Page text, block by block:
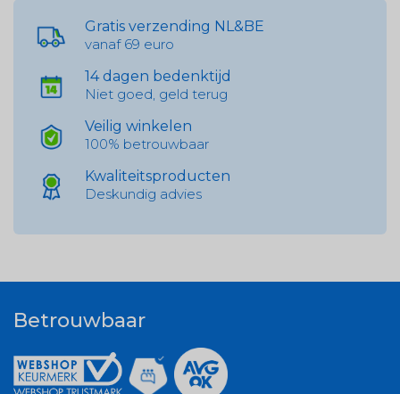
Gratis verzending NL&BE
vanaf 69 euro
14 dagen bedenktijd
Niet goed, geld terug
Veilig winkelen
100% betrouwbaar
Kwaliteitsproducten
Deskundig advies
Betrouwbaar